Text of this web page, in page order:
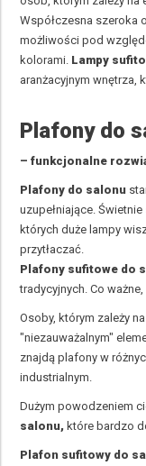
Współczesna szeroka
możliwości pod
kolorami. Lampy
aranżacyjnym wnętrza,
Plafony do
– funkcjonalne
Plafony do salonu
uzupełniające.
których duże lampy
przytłaczać.
Plafony sufitowe do
tradycyjnych. Co
Osoby, którym zależy
"niezauważalnym"
znajdą plafony w
industrialnym.
Dużym powodzeniem
salonu, które bardzo
Plafon sufitowy do